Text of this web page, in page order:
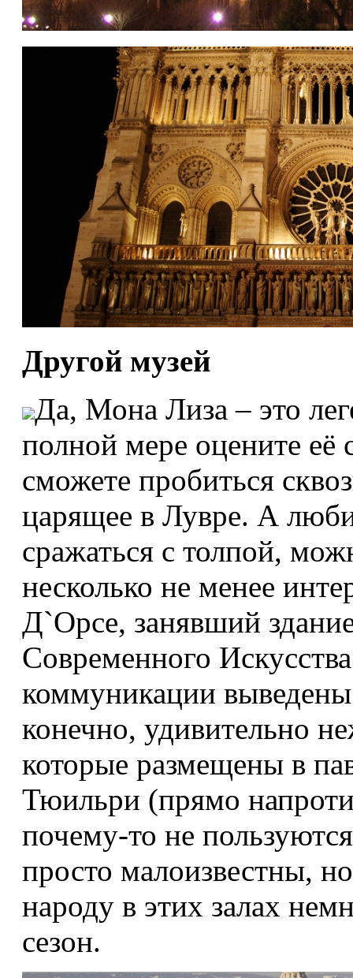
Другой музей
Да, Мона Лиза – это
полной мере оцените
сможете пробиться
царящее в Лувре. А
сражаться с толпой,
несколько не менее
Д`Орсе, занявший
Современного
коммуникации
конечно, удивительно
которые размещены в
Тюильри (прямо
почему-то не
просто малоизвестны,
народу в этих залах
сезон.